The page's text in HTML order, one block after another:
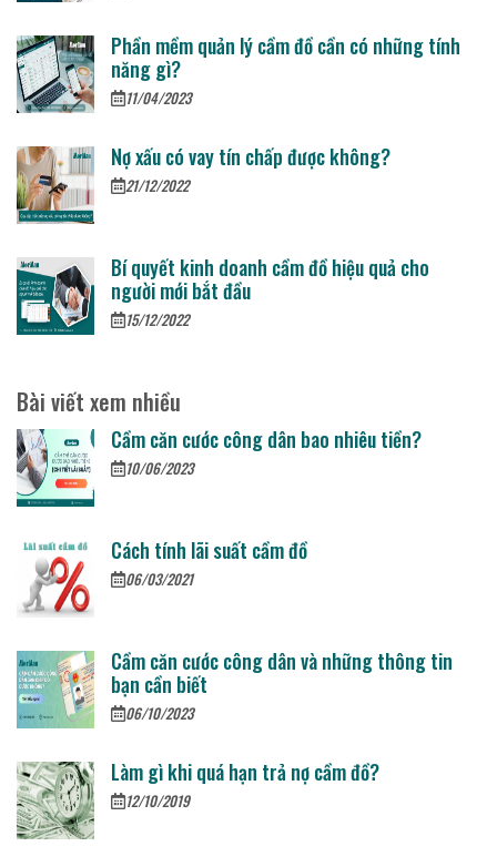
Phần mềm quản lý cầm đồ cần có những tính
năng gì?
11/04/2023
Nợ xấu có vay tín chấp được không?
21/12/2022
Bí quyết kinh doanh cầm đồ hiệu quả cho
người mới bắt đầu
15/12/2022
Bài viết xem nhiều
Cầm căn cước công dân bao nhiêu tiền?
10/06/2023
Cách tính lãi suất cầm đồ
06/03/2021
Cầm căn cước công dân và những thông tin
bạn cần biết
06/10/2023
Làm gì khi quá hạn trả nợ cầm đồ?
12/10/2019